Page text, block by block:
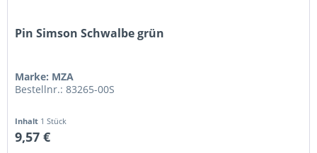
Pin Simson Schwalbe grün
Marke: MZA
Bestellnr.: 83265-00S
Inhalt 1 Stück
9,57 €